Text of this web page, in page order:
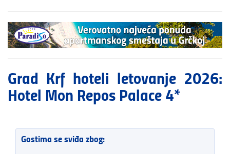
Grad Krf hoteli letovanje 2026:
Hotel Mon Repos Palace 4*
Gostima se sviđa zbog: